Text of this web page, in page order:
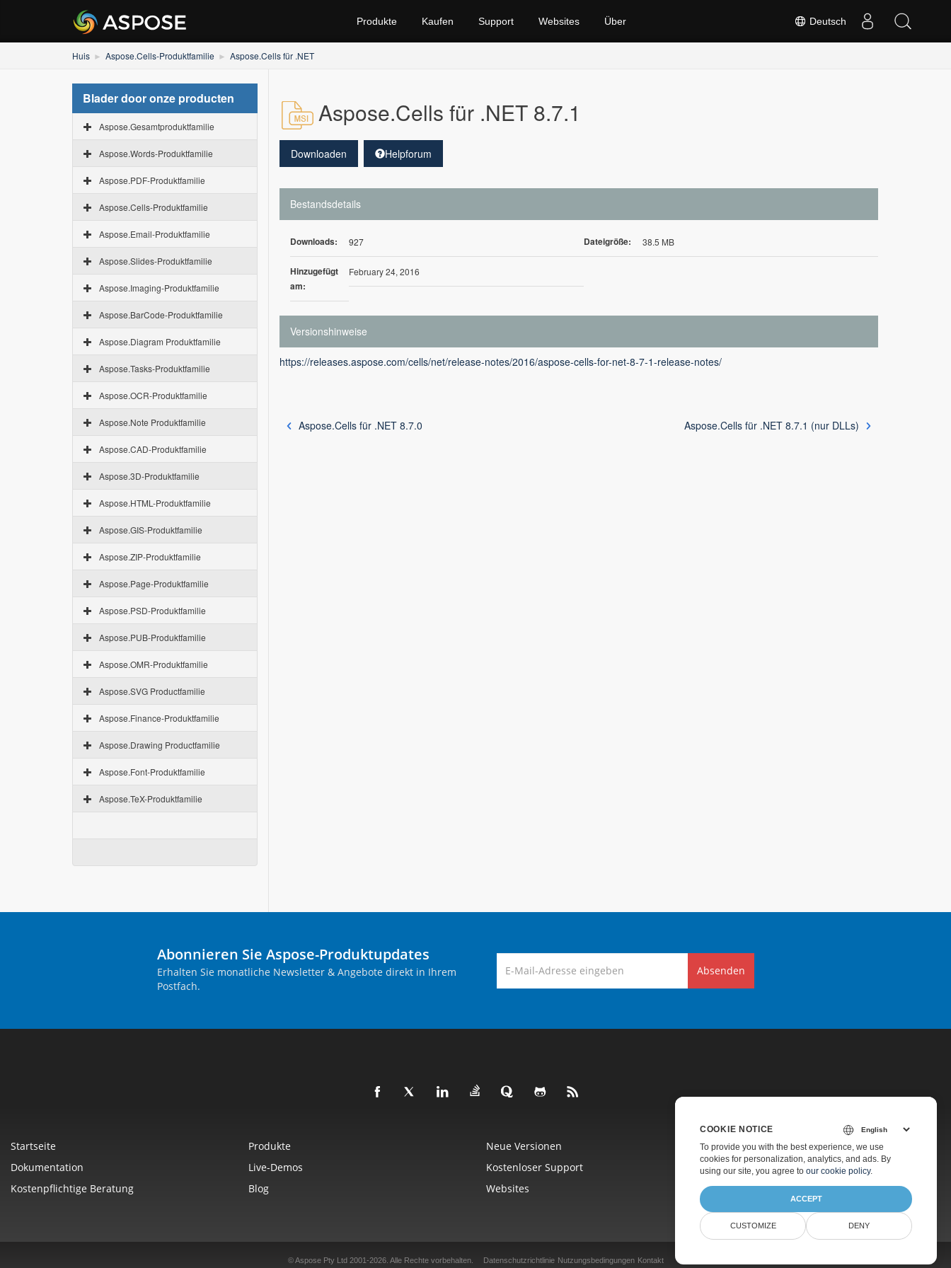
Deutsch
Produkte Kaufen Support Websites Über
Huis Aspose.Cells-Produktfamilie Aspose.Cells für .NET
Blader door onze producten
Aspose.Gesamtproduktfamilie
Aspose.Words-Produktfamilie
Aspose.PDF-Produktfamilie
Aspose.Cells-Produktfamilie
Aspose.Email-Produktfamilie
Aspose.Slides-Produktfamilie
Aspose.Imaging-Produktfamilie
Aspose.BarCode-Produktfamilie
Aspose.Diagram Produktfamilie
Aspose.Tasks-Produktfamilie
Aspose.OCR-Produktfamilie
Aspose.Note Produktfamilie
Aspose.CAD-Produktfamilie
Aspose.3D-Produktfamilie
Aspose.HTML-Produktfamilie
Aspose.GIS-Produktfamilie
Aspose.ZIP-Produktfamilie
Aspose.Page-Produktfamilie
Aspose.PSD-Produktfamilie
Aspose.PUB-Produktfamilie
Aspose.OMR-Produktfamilie
Aspose.SVG Productfamilie
Aspose.Finance-Produktfamilie
Aspose.Drawing Productfamilie
Aspose.Font-Produktfamilie
Aspose.TeX-Produktfamilie
Aspose.Cells für .NET 8.7.1
Downloaden Helpforum
Bestandsdetails
Downloads: 927 Dateigröße: 38.5 MB
Hinzugefügt
am:
February 24, 2016
Versionshinweise
https://releases.aspose.com/cells/net/release-notes/2016/aspose-cells-for-net-8-7-1-release-notes/
Aspose.Cells für .NET 8.7.0 Aspose.Cells für .NET 8.7.1 (nur DLLs)
Abonnieren Sie Aspose-Produktupdates
Erhalten Sie monatliche Newsletter & Angebote direkt in Ihrem
Postfach.
Absenden
Startseite Produkte Neue Versionen
Preise
Dokumentation
Live-Demos Kostenloser Support
Kostenpflichtiger Support
Kostenpflichtige Beratung
Blog Websites Über Uns
© Aspose Pty Ltd 2001-2026. Alle Rechte vorbehalten. Datenschutzrichtlinie Nutzungsbedingungen Kontakt
COOKIE NOTICE
To provide you with the best experience, we use
cookies for personalization, analytics, and ads. By
using our site, you agree to our cookie policy.
ACCEPT
CUSTOMIZE DENY